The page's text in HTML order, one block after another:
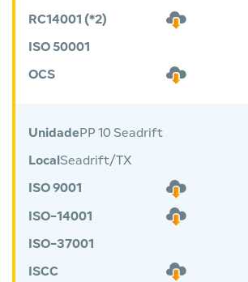
RC14001 (*2)
ISO 50001
OCS
Unidade PP 10 Seadrift
Local Seadrift/TX
ISO 9001
ISO-14001
ISO-37001
ISCC